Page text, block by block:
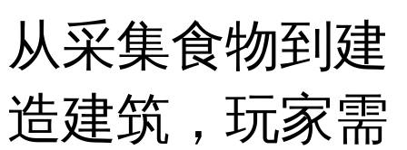
从采集食物到建
造建筑，玩家需